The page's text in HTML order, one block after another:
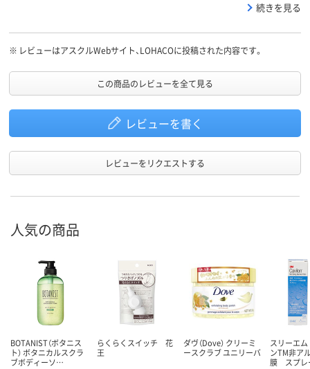
続きを見る
※ レビューはアスクルWebサイト、LOHACOに投稿された内容です。
この商品のレビューを全て見る
レビューを書く
レビューをリクエストする
人気の商品
BOTANIST（ボタニス
ト） ボタニカルスクラ
ブボディーソ…
らくらくスイッチ 花
王
ダヴ（Dove） クリーミ
ースクラブ ユニリーバ
スリーエ
ンTM非ア
膜 スプレ